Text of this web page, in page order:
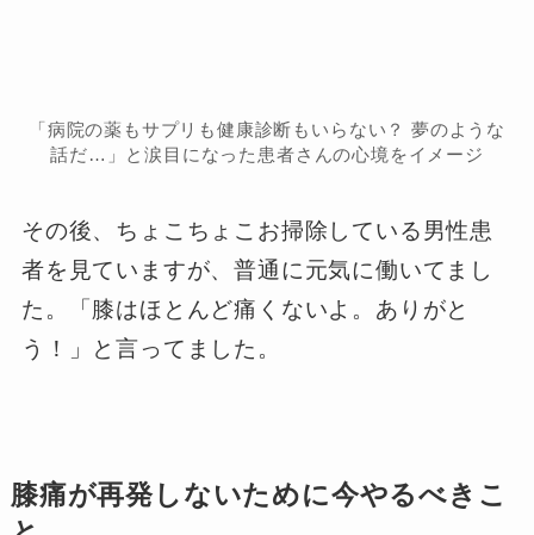
「病院の薬もサプリも健康診断もいらない？ 夢のような
話だ…」と涙目になった患者さんの心境をイメージ
その後、ちょこちょこお掃除している男性患
者を見ていますが、普通に元気に働いてまし
た。「膝はほとんど痛くないよ。ありがと
う！」と言ってました。
膝痛が再発しないために今やるべきこ